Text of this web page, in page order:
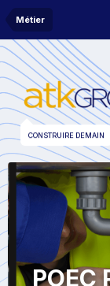
Métier
CONSTRUIRE DEMAIN